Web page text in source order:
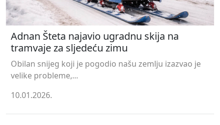
Adnan Šteta najavio ugradnu skija na
tramvaje za sljedeću zimu
Obilan snijeg koji je pogodio našu zemlju izazvao je
velike probleme,...
10.01.2026.